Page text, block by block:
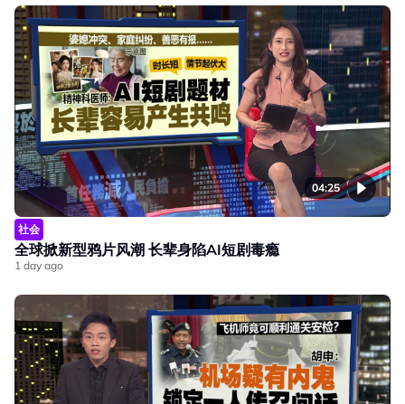
04:25
社会
全球掀新型鸦片风潮 长辈身陷AI短剧毒瘾
1 day ago